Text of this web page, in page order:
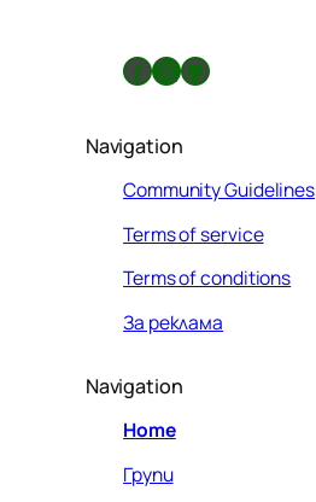
Facebook X GitHub
Navigation
Community Guidelines
Terms of service
Terms of conditions
За реклама
Navigation
Home
Групи